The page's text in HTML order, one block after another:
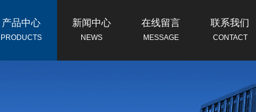
产品中心
PRODUCTS
新闻中心
NEWS
在线留言
MESSAGE
联系我们
CONTACT